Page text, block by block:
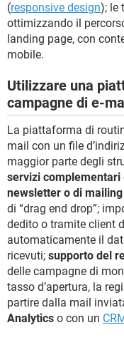
(responsive design); le
ottimizzando il
landing page, con
mobile.
Utilizzare una
campagne di e-
La piattaforma di
mail con un file
maggior parte degli
servizi complementari
newsletter o di
di “drag end drop”;
dedito o tramite client
automaticamente il
ricevuti; supporto del
delle campagne di
tasso d’apertura, la
partire dalla mail
Analytics o con un